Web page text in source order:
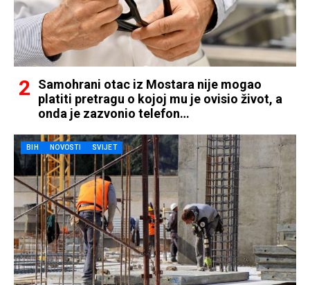
Samohrani otac iz Mostara nije mogao
platiti pretragu o kojoj mu je ovisio život, a
onda je zazvonio telefon…
BIH NOVOSTI SVIJET